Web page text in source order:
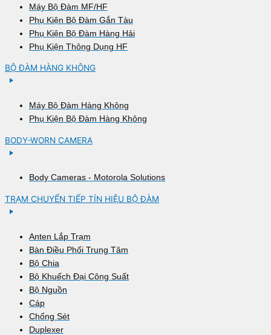
Máy Bộ Đàm MF/HF
Phụ Kiện Bộ Đàm Gắn Tàu
Phụ Kiện Bộ Đàm Hàng Hải
Phụ Kiện Thông Dụng HF
BỘ ĐÀM HÀNG KHÔNG
Máy Bộ Đàm Hàng Không
Phụ Kiện Bộ Đàm Hàng Không
BODY-WORN CAMERA
Body Cameras - Motorola Solutions
TRẠM CHUYỂN TIẾP TÍN HIỆU BỘ ĐÀM
Anten Lắp Trạm
Bàn Điều Phối Trung Tâm
Bộ Chia
Bộ Khuếch Đại Công Suất
Bộ Nguồn
Cáp
Chống Sét
Duplexer